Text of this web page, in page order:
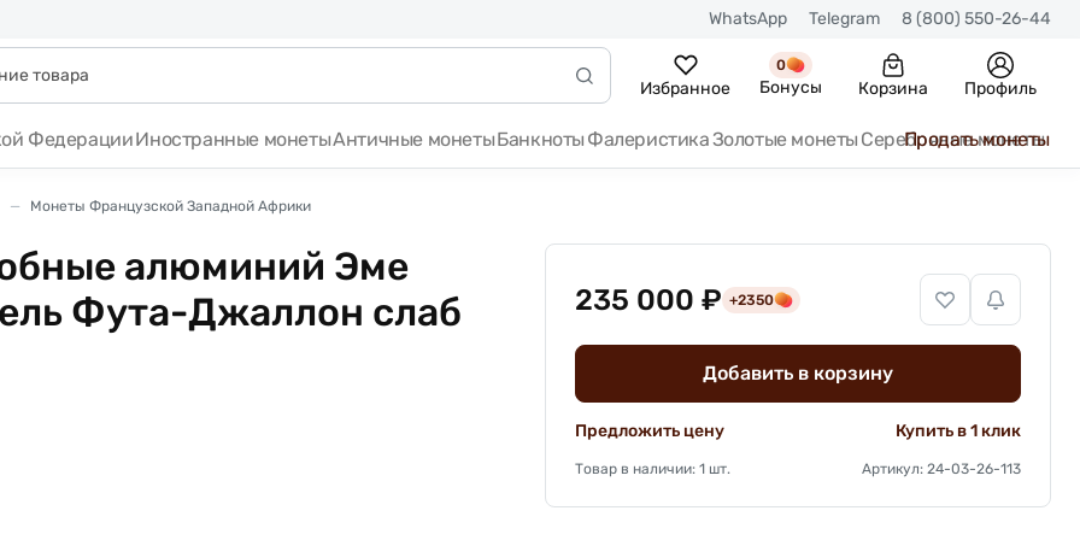
WhatsApp Telegram 8 (800) 550-26-44
Избранное
0
Бонусы Корзина Профиль
ФедерацииИностранные монетыАнтичные монетыБанкноты ФалеристикаЗолотые монеты Серебряные монеты
Продать монеты
Монеты Французской Западной Африки
алюминий Эме
Фута-Джаллон слаб
235 000 ₽ +2350
Добавить в корзину
Предложить цену Купить в 1 клик
Товар в наличии: 1 шт. Артикул: 24-03-26-113